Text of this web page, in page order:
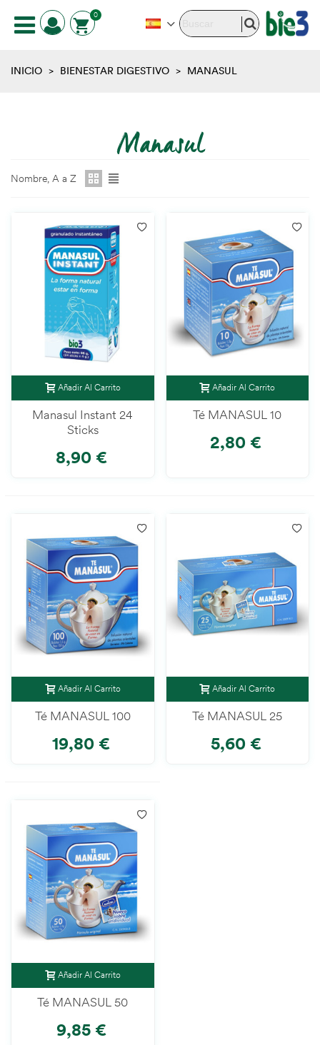
0
INICIO > BIENESTAR DIGESTIVO > MANASUL
Manasul
Nombre, A a Z
Añadir Al Carrito
Manasul Instant 24
Sticks
8,90 €
Añadir Al Carrito
Té MANASUL 10
2,80 €
Añadir Al Carrito
Té MANASUL 100
19,80 €
Añadir Al Carrito
Té MANASUL 25
5,60 €
Añadir Al Carrito
Té MANASUL 50
9,85 €